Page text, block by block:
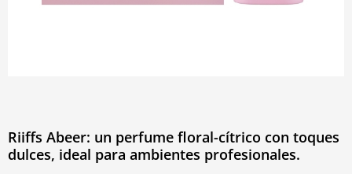
Riiffs Abeer: un perfume floral-cítrico con toques
dulces, ideal para ambientes profesionales.